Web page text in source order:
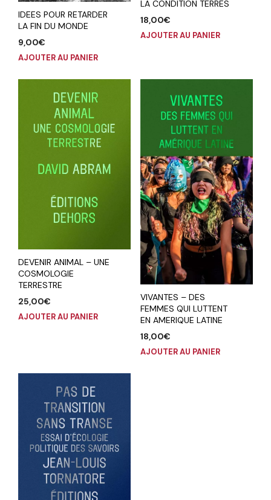
IDEES POUR RETARDER
LA FIN DU MONDE
9,00€
AJOUTER AU PANIER
LA CONDITION TERRES
18,00€
AJOUTER AU PANIER
DEVENIR ANIMAL – UNE
COSMOLOGIE
TERRESTRE
25,00€
AJOUTER AU PANIER
VIVANTES – DES
FEMMES QUI LUTTENT
EN AMERIQUE LATINE
18,00€
AJOUTER AU PANIER